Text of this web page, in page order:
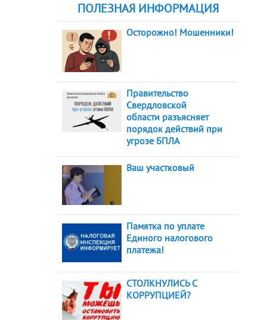
ПОЛЕЗНАЯ ИНФОРМАЦИЯ
Осторожно! Мошенники!
Правительство
Свердловской
области разъясняет
порядок действий при
угрозе БПЛА
Ваш участковый
Памятка по уплате
Единого налогового
платежа!
СТОЛКНУЛИСЬ С
КОРРУПЦИЕЙ?